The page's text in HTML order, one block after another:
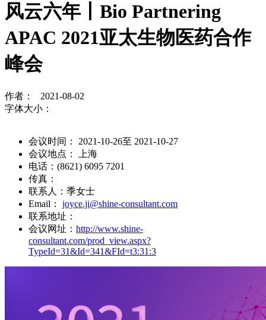
风云六年丨Bio Partnering
APAC 2021亚太生物医药合作
峰会
作者： 2021-08-02
字体大小：
会议时间： 2021-10-26至 2021-10-27
会议地点： 上海
电话：(8621) 6095 7201
传真：
联系人：季女士
Email： joyce.ji@shine-consultant.com
联系地址：
会议网址： http://www.shine-
consultant.com/prod_view.aspx?
TypeId=31&Id=341&FId=t3:31:3